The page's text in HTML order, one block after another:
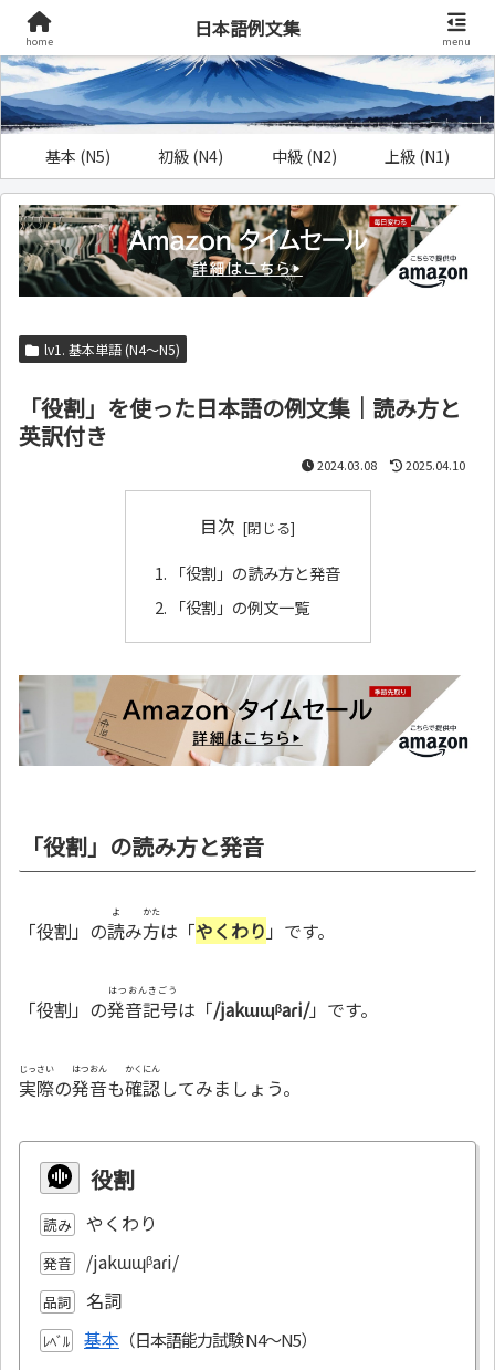
基本 (N5) 初級 (N4) 中級 (N2) 上級 (N1)
lv1. 基本単語 (N4～N5)
「役割」を使った日本語の例文集｜読み方と
英訳付き
2024.03.08 2025.04.10
目次
「役割」の読み方と発音
「役割」の例文一覧
「役割」の読み方と発音
「役割」の読
よ
み方
かた
は「やくわり 」です。
「役割」の発音記号
はつおんきごう
は「/jakɯɰᵝaɾi/」です。
実際
じっさい
の発音
はつおん
も確認
かくにん
してみましょう。
役割
読み やくわり
発音 /jakɯɰᵝaɾi/
品詞 名詞
ﾚﾍﾞﾙ 基本
home
日本語例文集
menu